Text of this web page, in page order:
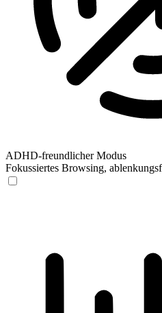
ADHD-freundlicher Modus
Fokussiertes Browsing,